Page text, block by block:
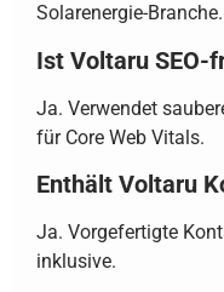
Solarenergie-Branche.
Ist Voltaru SEO-
Ja. Verwendet
für Core Web Vitals.
Enthält Voltaru
Ja. Vorgefertigte
inklusive.